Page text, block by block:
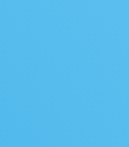
「改善し続けるこ
業務とどう重なります